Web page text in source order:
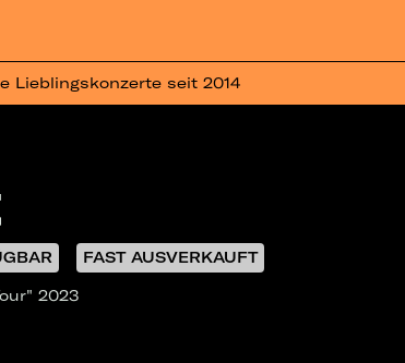
Lieblingskonzerte seit 2014
FAST AUSVERKAUFT
2023